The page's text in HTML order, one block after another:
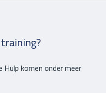
komen onder meer